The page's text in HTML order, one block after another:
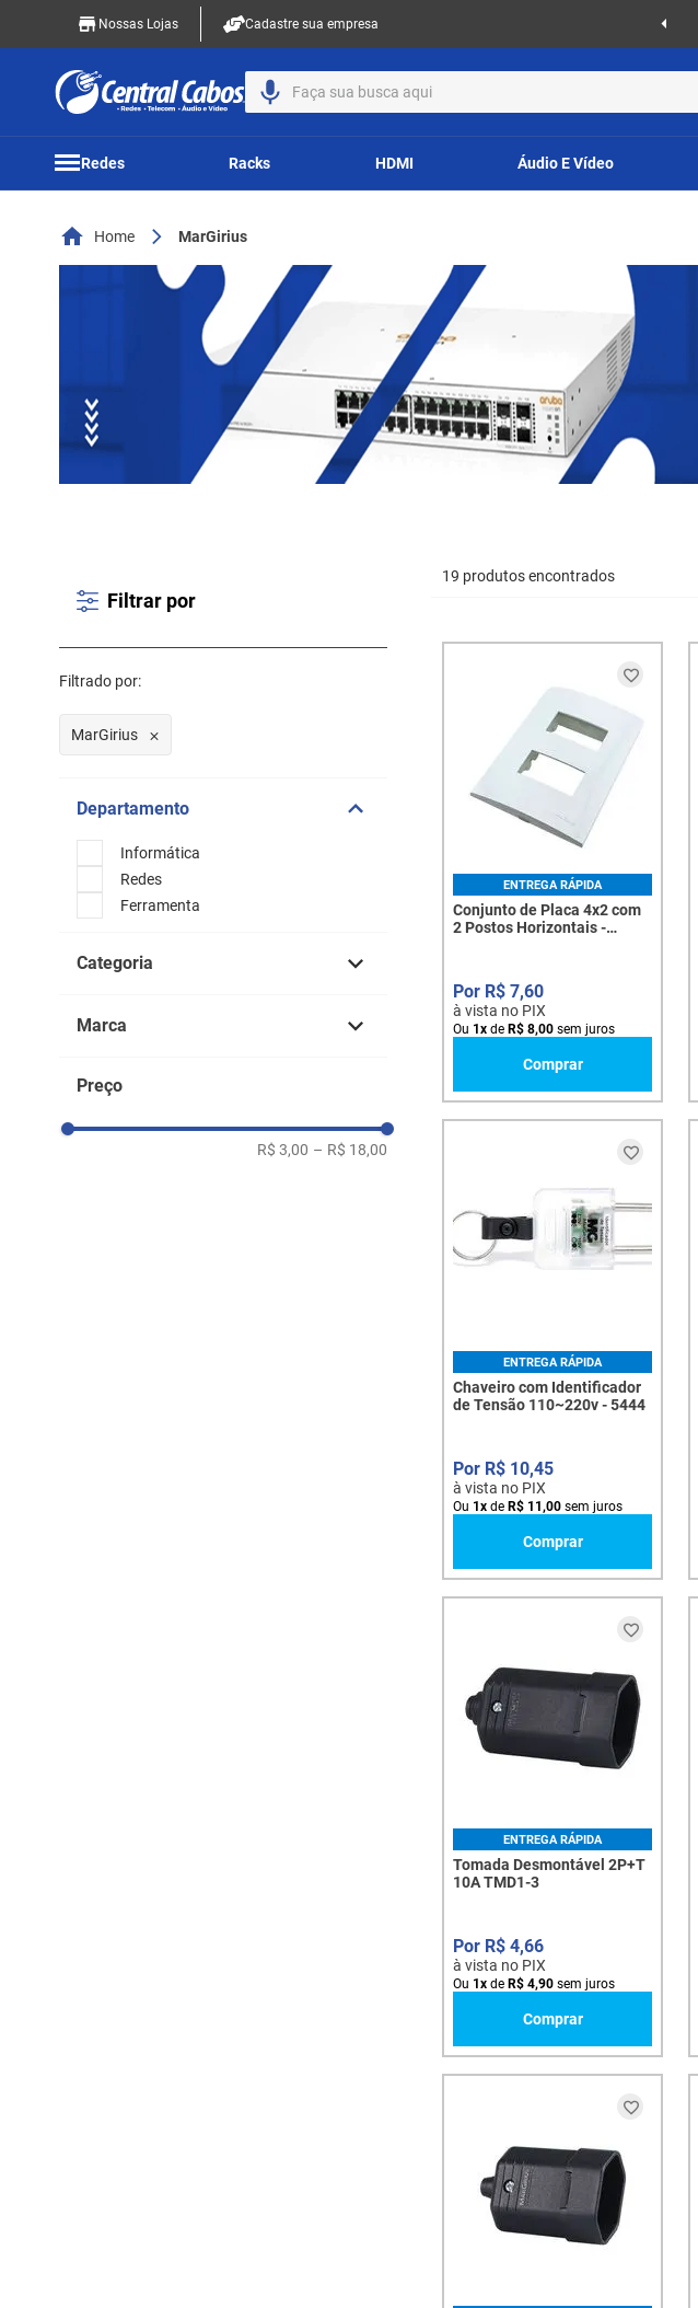
Nossas Lojas Cadastre sua empresa
Faça sua busca aqui
Redes Racks HDMI Áudio E Vídeo
Home MarGirius
Filtrar por
Filtrado por:
MarGirius
Departamento
Informática
Redes
Ferramenta
Categoria
Testador
Filtro de Linha
Marca
MG MAR GIRIUS
Preço
R$ 3,00 – R$ 18,00
19 produtos encontrados
ENTREGA RÁPIDA
Conjunto de Placa 4x2 com
2 Postos Horizontais -
R$ 7,60
à vista no PIX
Ou 1 x de R$ 8,00 sem juros
Comprar
ENTREGA RÁPIDA
Chaveiro com Identificador
de Tensão 110~220v - 5444
R$ 10,45
à vista no PIX
Ou 1 x de R$ 11 ,00 sem juros
Comprar
ENTREGA RÁPIDA
Tomada Desmontável 2P+T
10A TMD1-3
R$ 4,66
à vista no PIX
Ou 1 x de R$ 4,90 sem juros
Comprar